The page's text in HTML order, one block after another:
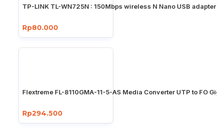
TP-LINK TL-WN725N : 150Mbps wireless N Nano USB adapter
Rp80.000
Flextreme FL-8110GMA-11-5-AS Media Converter UTP to FO
Rp294.500